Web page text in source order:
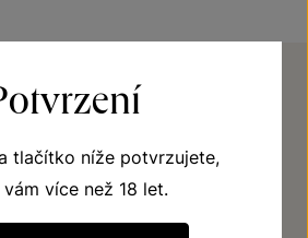
první révu vysadili staří
tlačítko níže potvrzujete,
vám více než 18 let.